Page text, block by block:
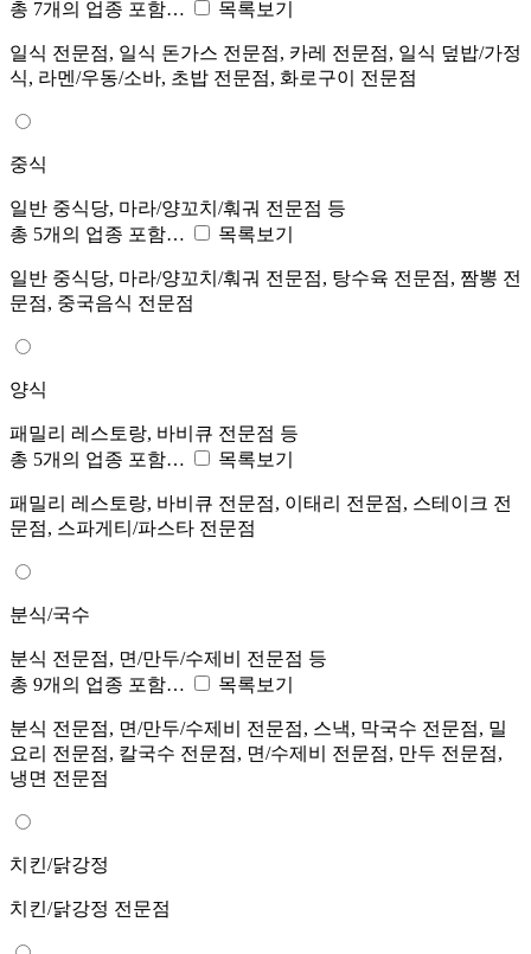
총 7개의 업종 포함… 목록보기
일식 전문점, 일식 돈가스 전문점, 카레 전문점, 일식 덮밥/가정
식, 라멘/우동/소바, 초밥 전문점, 화로구이 전문점
중식
일반 중식당, 마라/양꼬치/훠궈 전문점 등
총 5개의 업종 포함…
목록보기
일반 중식당, 마라/양꼬치/훠궈 전문점, 탕수육 전문점, 짬뽕 전
문점, 중국음식 전문점
양식
패밀리 레스토랑, 바비큐 전문점 등
총 5개의 업종 포함…
목록보기
패밀리 레스토랑, 바비큐 전문점, 이태리 전문점, 스테이크 전
문점, 스파게티/파스타 전문점
분식/국수
분식 전문점, 면/만두/수제비 전문점 등
총 9개의 업종 포함…
목록보기
분식 전문점, 면/만두/수제비 전문점, 스낵, 막국수 전문점, 밀
요리 전문점, 칼국수 전문점, 면/수제비 전문점, 만두 전문점,
냉면 전문점
치킨/닭강정
치킨/닭강정 전문점